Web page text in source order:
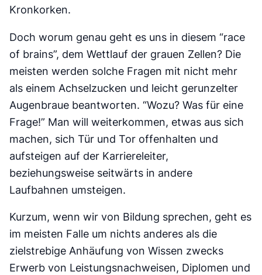
Kronkorken.
Doch worum genau geht es uns in diesem “race
of brains”, dem Wettlauf der grauen Zellen? Die
meisten werden solche Fragen mit nicht mehr
als einem Achselzucken und leicht gerunzelter
Augenbraue beantworten. “Wozu? Was für eine
Frage!” Man will weiterkommen, etwas aus sich
machen, sich Tür und Tor offenhalten und
aufsteigen auf der Karriereleiter,
beziehungsweise seitwärts in andere
Laufbahnen umsteigen.
Kurzum, wenn wir von Bildung sprechen, geht es
im meisten Falle um nichts anderes als die
zielstrebige Anhäufung von Wissen zwecks
Erwerb von Leistungsnachweisen, Diplomen und